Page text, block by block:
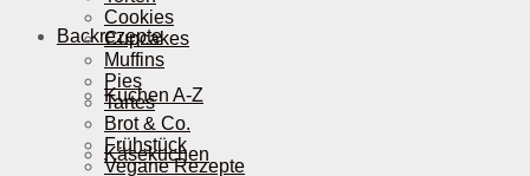
Backrezepte
Kuchen A-Z
Käsekuchen
Cookies
Cupcakes
Muffins
Pies
Tartes
Brot & Co.
Frühstück
Vegane Rezepte